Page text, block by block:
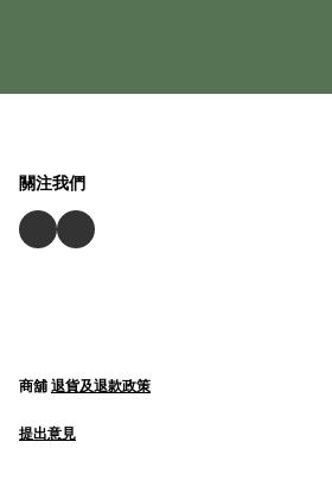
關注我們
商舖 退貨及退款政策
提出意見